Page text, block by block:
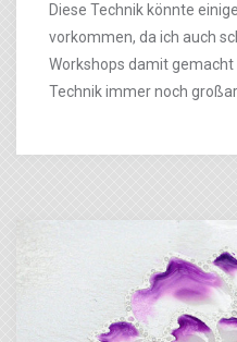
Diese Technik könnte
vorkommen, da ich auch
Workshops damit gemacht
Technik immer noch